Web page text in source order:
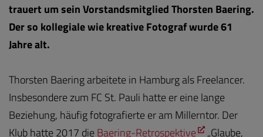
trauert um sein Vorstandsmitglied Thorsten Baering.
Der so kollegiale wie kreative Fotograf wurde 61
Jahre alt.
Thorsten Baering arbeitete in Hamburg als Freelancer.
Insbesondere zum FC St. Pauli hatte er eine lange
Beziehung, häufig fotografierte er am Millerntor. Der
Klub hatte 2017 die Baering-Retrospektive
„Glaube,